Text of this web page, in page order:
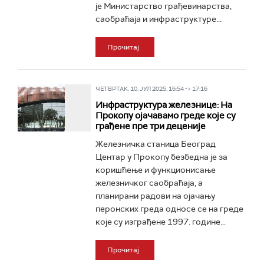
је Министарство грађевинарства,
саобраћаја и инфраструктуре...
Прочитај
ЧЕТВРТАК, 10. ЈУЛ 2025, 16:54 -> 17:16
Инфраструктура железнице: На
Прокопу ојачавамо греде које су
грађене пре три деценије
Железничка станица Београд
Центар у Прокопу безбедна је за
коришћење и функционисање
железничког саобраћаја, а
планирани радови на ојачању
перонских греда односе се на греде
које су изграђене 1997. године...
Прочитај